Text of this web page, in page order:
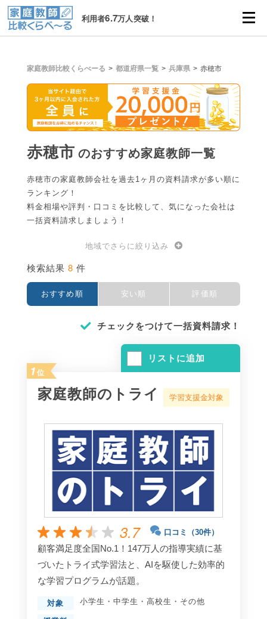
利用者6.7万人突破！
家庭教師比較くらべーる 都道府県一覧 兵庫県 赤穂市
赤穂市 のおすすめ家庭教師一覧
赤穂市の家庭教師会社を過去1ヶ月の資料請求が多い順に
ランキング！
料金相場や評判・口コミを比較して、気になった会社は
一括資料請求しましょう！
地域でさらに絞り込み
検索結果 8 件
おすすめ順 安い順 評価順
チェックをつけて一括資料請求！
リストに追加
1 位
家庭教師のトライ 学習支援金対象
3.7 口コミ（30件）
顧客満足度全国No.1！147万人の指導実績に基
づいたトライ式学習法と、AIを駆使した効率的
な学習プログラムが話題。
対象 小学生 ・ 中学生 ・ 高校生 ・ その他